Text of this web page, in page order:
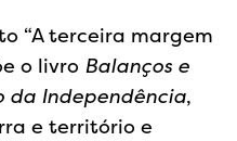
“A terceira margem
o livro Balanços e
da Independência,
e território e